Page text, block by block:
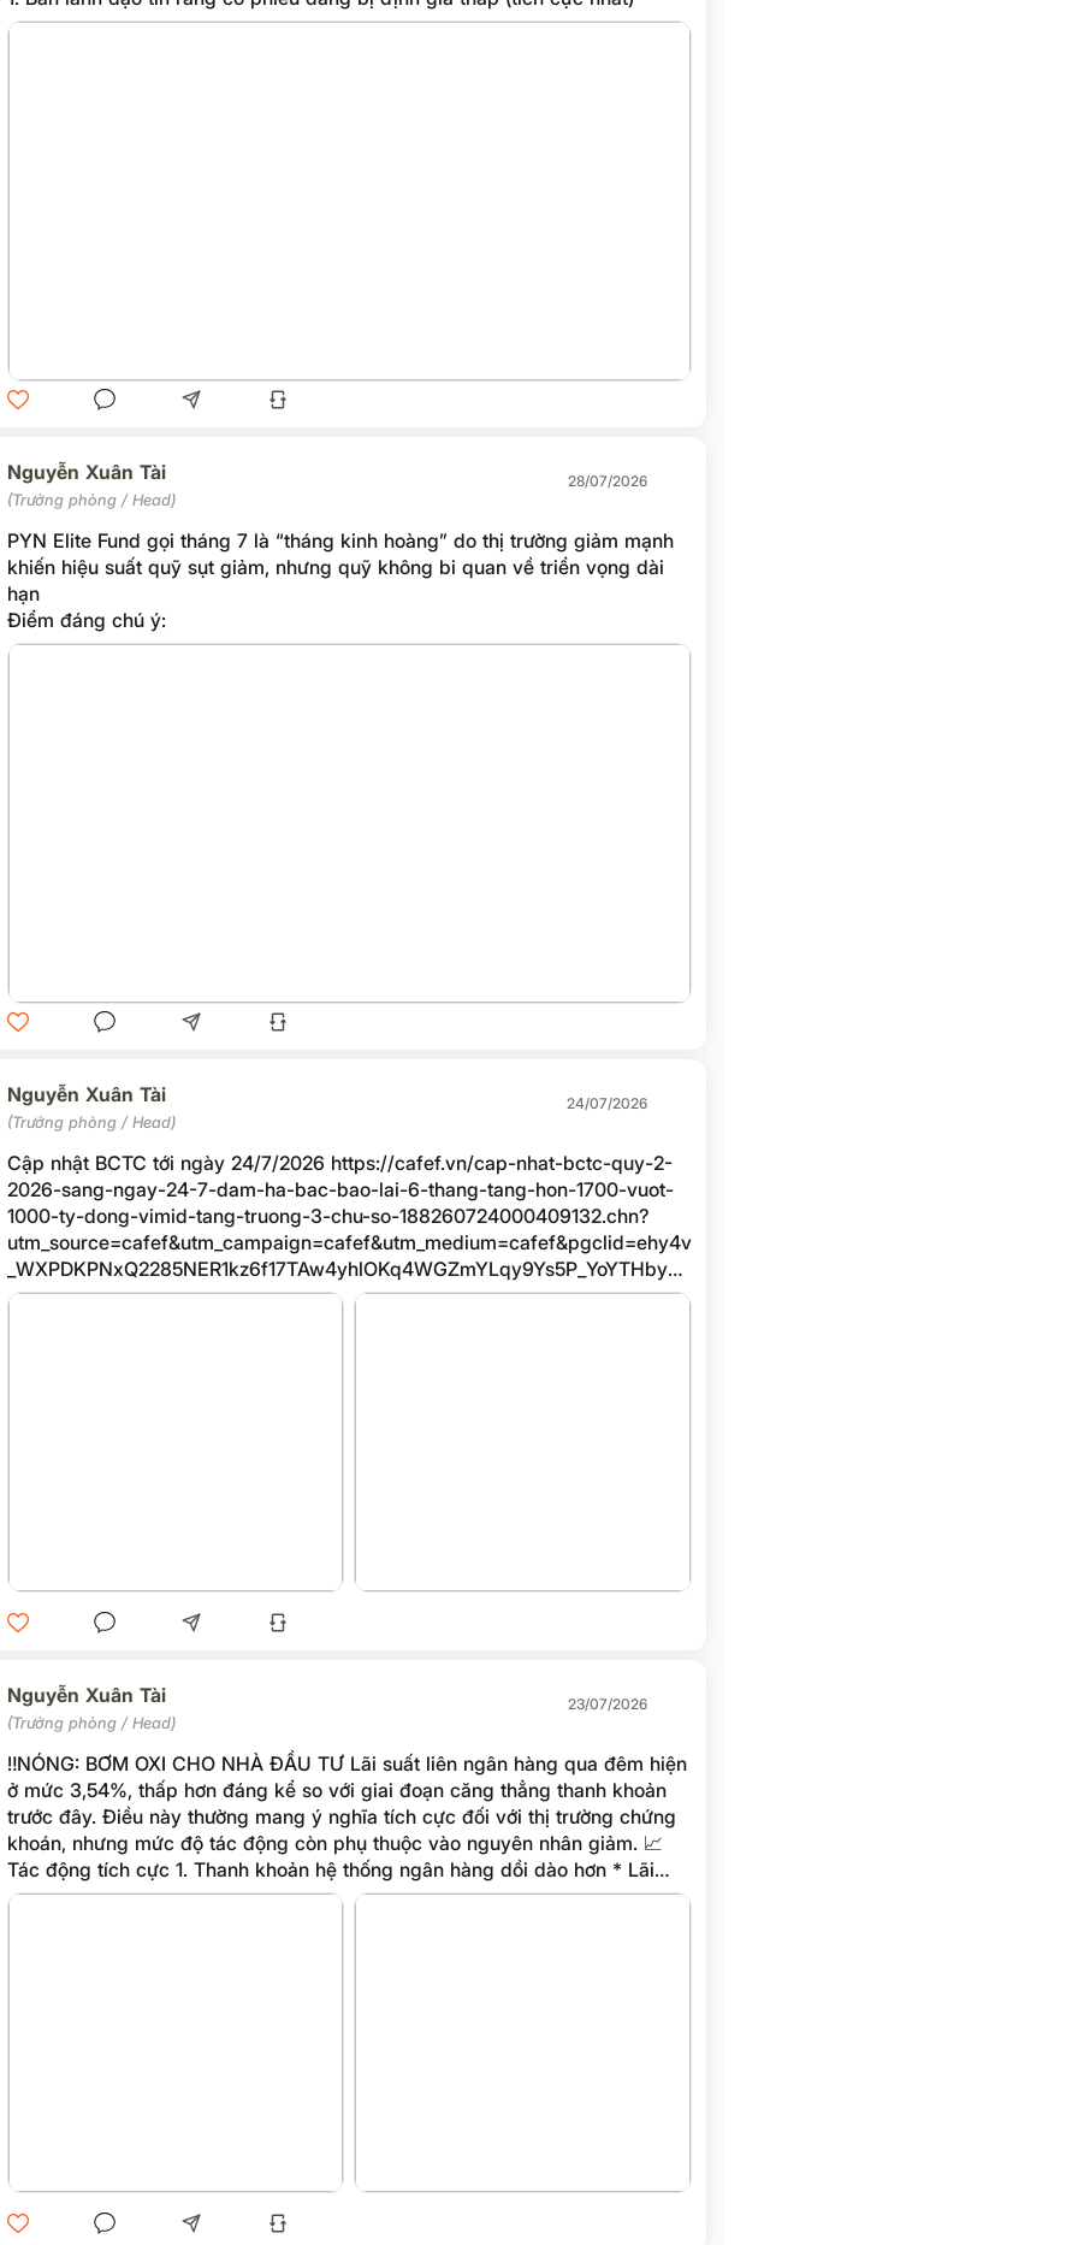
Nguyễn Xuân Tài
(Trưởng phòng / Head)
28/07/2026
PYN Elite Fund gọi tháng 7 là “tháng kinh hoàng” do thị trường giảm mạnh
khiến hiệu suất quỹ sụt giảm, nhưng quỹ không bi quan về triển vọng dài
hạn
Điểm đáng chú ý:
Nguyễn Xuân Tài
(Trưởng phòng / Head)
24/07/2026
Cập nhật BCTC tới ngày 24/7/2026 https://cafef.vn/cap-nhat-bctc-quy-2-
2026-sang-ngay-24-7-dam-ha-bac-bao-lai-6-thang-tang-hon-1700-vuot-
1000-ty-dong-vimid-tang-truong-3-chu-so-188260724000409132.chn?
utm_source=cafef&utm_campaign=cafef&utm_medium=cafef&pgclid=ehy4v
_WXPDKPNxQ2285NER1kz6f17TAw4yhlOKq4WGZmYLqy9Ys5P_YoYTHbyFQ
VFRXNuvXlOzU=
Nguyễn Xuân Tài
(Trưởng phòng / Head)
23/07/2026
‼️NÓNG: BƠM OXI CHO NHÀ ĐẦU TƯ Lãi suất liên ngân hàng qua đêm hiện
ở mức 3,54%, thấp hơn đáng kể so với giai đoạn căng thẳng thanh khoản
trước đây. Điều này thường mang ý nghĩa tích cực đối với thị trường chứng
khoán, nhưng mức độ tác động còn phụ thuộc vào nguyên nhân giảm. 📈
Tác động tích cực 1. Thanh khoản hệ thống ngân hàng dồi dào hơn * Lãi
suất liên ngân hàng giảm cho thấy các ngân hàng đang dư tiền ngắn hạn. *